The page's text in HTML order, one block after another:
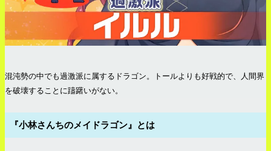
混沌勢の中でも過激派に属するドラゴン。トールよりも好戦的で、人間界
を破壊することに躊躇いがない。
『小林さんちのメイドラゴン』とは